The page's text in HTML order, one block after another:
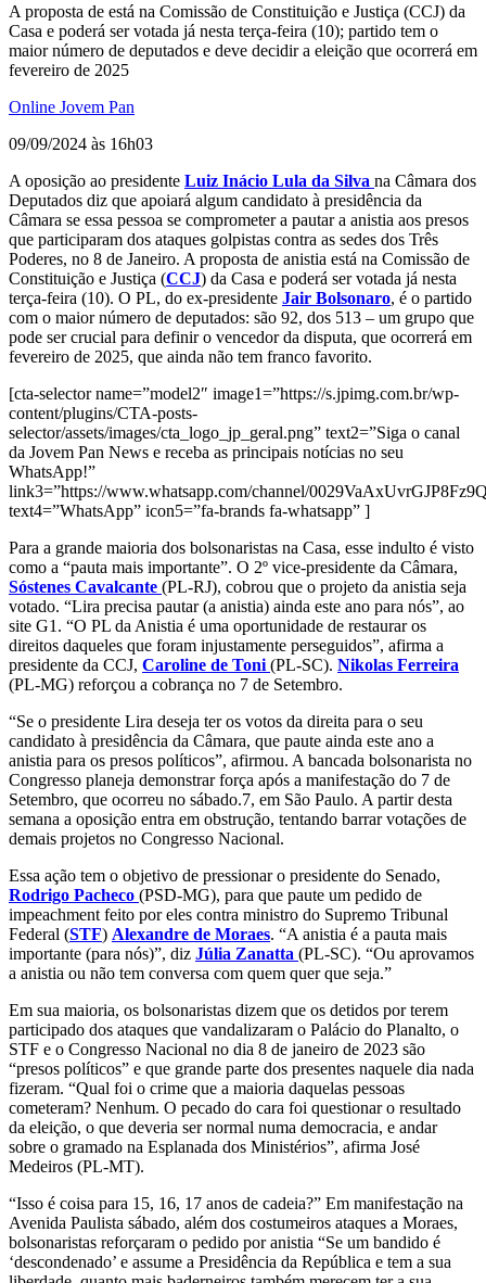
A proposta de está na Comissão de Constituição e Justiça (CCJ) da
Casa e poderá ser votada já nesta terça-feira (10); partido tem o
maior número de deputados e deve decidir a eleição que ocorrerá em
fevereiro de 2025
Online Jovem Pan
09/09/2024 às 16h03
A oposição ao presidente Luiz Inácio Lula da Silva na Câmara dos
Deputados diz que apoiará algum candidato à presidência da
Câmara se essa pessoa se comprometer a pautar a anistia aos presos
que participaram dos ataques golpistas contra as sedes dos Três
Poderes, no 8 de Janeiro. A proposta de anistia está na Comissão de
Constituição e Justiça (CCJ) da Casa e poderá ser votada já nesta
terça-feira (10). O PL, do ex-presidente Jair Bolsonaro, é o partido
com o maior número de deputados: são 92, dos 513 – um grupo que
pode ser crucial para definir o vencedor da disputa, que ocorrerá em
fevereiro de 2025, que ainda não tem franco favorito.
[cta-selector name=”model2″ image1=”https://s.jpimg.com.br/wp-
content/plugins/CTA-posts-
selector/assets/images/cta_logo_jp_geral.png” text2=”Siga o canal
da Jovem Pan News e receba as principais notícias no seu
WhatsApp!”
link3=”https://www.whatsapp.com/channel/
text4=”WhatsApp” icon5=”fa-brands fa-whatsapp” ]
Para a grande maioria dos bolsonaristas na Casa, esse indulto é visto
como a “pauta mais importante”. O 2º vice-presidente da Câmara,
Sóstenes Cavalcante (PL-RJ), cobrou que o projeto da anistia seja
votado. “Lira precisa pautar (a anistia) ainda este ano para nós”, ao
site G1. “O PL da Anistia é uma oportunidade de restaurar os
direitos daqueles que foram injustamente perseguidos”, afirma a
presidente da CCJ, Caroline de Toni (PL-SC). Nikolas Ferreira
(PL-MG) reforçou a cobrança no 7 de Setembro.
“Se o presidente Lira deseja ter os votos da direita para o seu
candidato à presidência da Câmara, que paute ainda este ano a
anistia para os presos políticos”, afirmou. A bancada bolsonarista no
Congresso planeja demonstrar força após a manifestação do 7 de
Setembro, que ocorreu no sábado.7, em São Paulo. A partir desta
semana a oposição entra em obstrução, tentando barrar votações de
demais projetos no Congresso Nacional.
Essa ação tem o objetivo de pressionar o presidente do Senado,
Rodrigo Pacheco (PSD-MG), para que paute um pedido de
impeachment feito por eles contra ministro do Supremo Tribunal
Federal (STF) Alexandre de Moraes. “A anistia é a pauta mais
importante (para nós)”, diz Júlia Zanatta (PL-SC). “Ou aprovamos
a anistia ou não tem conversa com quem quer que seja.”
Em sua maioria, os bolsonaristas dizem que os detidos por terem
participado dos ataques que vandalizaram o Palácio do Planalto, o
STF e o Congresso Nacional no dia 8 de janeiro de 2023 são
“presos políticos” e que grande parte dos presentes naquele dia nada
fizeram. “Qual foi o crime que a maioria daquelas pessoas
cometeram? Nenhum. O pecado do cara foi questionar o resultado
da eleição, o que deveria ser normal numa democracia, e andar
sobre o gramado na Esplanada dos Ministérios”, afirma José
Medeiros (PL-MT).
“Isso é coisa para 15, 16, 17 anos de cadeia?” Em manifestação na
Avenida Paulista sábado, além dos costumeiros ataques a Moraes,
bolsonaristas reforçaram o pedido por anistia “Se um bandido é
‘descondenado’ e assume a Presidência da República e tem a sua